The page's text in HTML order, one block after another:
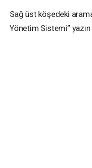
Sağ üst köşedeki
Yönetim Sistemi” yazın